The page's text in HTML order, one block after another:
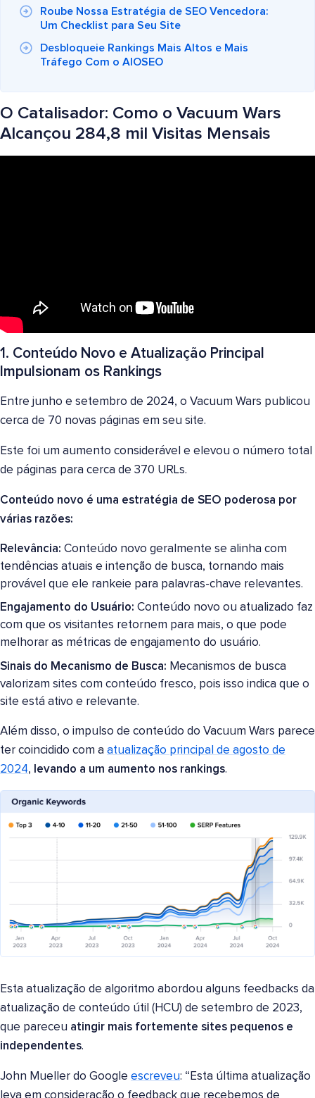
Roube Nossa Estratégia de SEO Vencedora:
Um Checklist para Seu Site
Desbloqueie Rankings Mais Altos e Mais
Tráfego Com o AIOSEO
O Catalisador: Como o Vacuum Wars
Alcançou 284,8 mil Visitas Mensais
1. Conteúdo Novo e Atualização Principal
Impulsionam os Rankings
Entre junho e setembro de 2024, o Vacuum Wars publicou
cerca de 70 novas páginas em seu site.
Este foi um aumento considerável e elevou o número total
de páginas para cerca de 370 URLs.
Conteúdo novo é uma estratégia de SEO poderosa por
várias razões:
Relevância: Conteúdo novo geralmente se alinha com
tendências atuais e intenção de busca, tornando mais
provável que ele rankeie para palavras-chave relevantes.
Engajamento do Usuário: Conteúdo novo ou atualizado faz
com que os visitantes retornem para mais, o que pode
melhorar as métricas de engajamento do usuário.
Sinais do Mecanismo de Busca: Mecanismos de busca
valorizam sites com conteúdo fresco, pois isso indica que o
site está ativo e relevante.
Além disso, o impulso de conteúdo do Vacuum Wars parece
ter coincidido com a atualização principal de agosto de
2024, levando a um aumento nos rankings.
Esta atualização de algoritmo abordou alguns feedbacks da
atualização de conteúdo útil (HCU) de setembro de 2023,
que pareceu atingir mais fortemente sites pequenos e
independentes.
John Mueller do Google escreveu: “Esta última atualização
leva em consideração o feedback que recebemos de